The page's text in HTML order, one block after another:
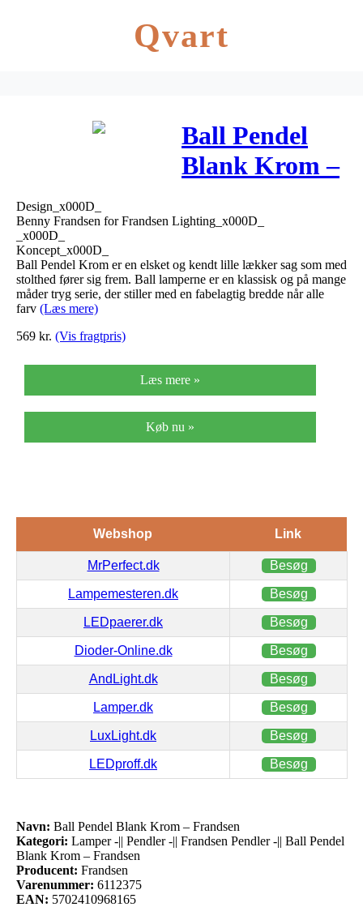
Qvart
Ball Pendel
Blank Krom –
Design_x000D_
Benny Frandsen for Frandsen Lighting_x000D_
_x000D_
Koncept_x000D_
Ball Pendel Krom er en elsket og kendt lille lækker sag som med
stolthed fører sig frem. Ball lamperne er en klassisk og på mange
måder tryg serie, der stiller med en fabelagtig bredde når alle
farv (Læs mere)
569 kr. (Vis fragtpris)
Læs mere »
Køb nu »
Webshop Link
MrPerfect.dk Besøg
Lampemesteren.dk Besøg
LEDpaerer.dk Besøg
Dioder-Online.dk Besøg
AndLight.dk Besøg
Lamper.dk Besøg
LuxLight.dk Besøg
LEDproff.dk Besøg
Navn: Ball Pendel Blank Krom – Frandsen
Kategori: Lamper -|| Pendler -|| Frandsen Pendler -|| Ball Pendel
Blank Krom – Frandsen
Producent: Frandsen
Varenummer: 6112375
EAN: 5702410968165